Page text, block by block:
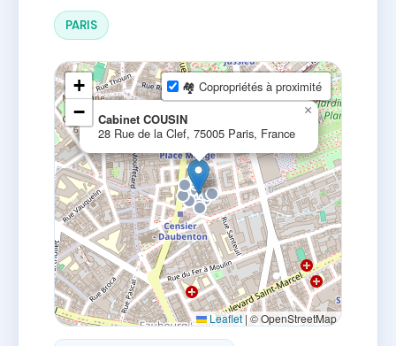
PARIS
Cabinet COUSIN
28 Rue de la Clef, 75005 Paris, France
×
+
−
🏘 Copropriétés à proximité
Leaflet | © OpenStreetMap